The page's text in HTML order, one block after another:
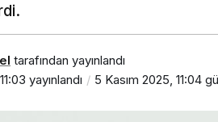
tarafından yayınlandı
yayınlandı 5 Kasım 2025, 11:04